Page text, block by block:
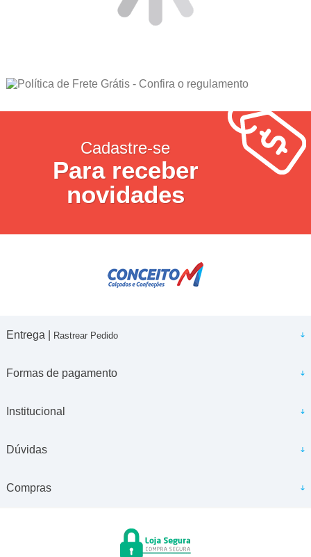
Cadastre-se
Para receber
novidades
Entrega | Rastrear Pedido
Formas de pagamento
Institucional
Dúvidas
Compras